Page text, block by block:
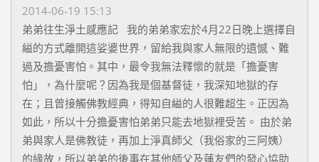
2014-06-19 15:13
弟弟往生淨土感應記 我的弟弟家宏於4月22日晚上選擇自
縊的方式離開這娑婆世界，留給我與家人無限的遺憾、難
過及擔憂害怕。其中，最令我無法釋懷的就是「擔憂害
怕」，為什麼呢？因為我是個基督徒，我深知地獄的存
在；且曾接觸佛教經典，得知自縊的人很難超生。正因為
如此，所以十分擔憂害怕弟弟只能去地獄裡受苦。 由於弟
弟與家人是佛教徒，再加上淨真師父（我俗家的三阿姨）
的緣故，所以弟弟的後事在其他師父及蓮友們的發心協助